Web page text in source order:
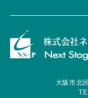
大阪市北